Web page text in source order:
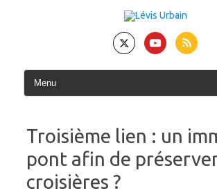
Troisième lien : un
pont afin de
croisières ?